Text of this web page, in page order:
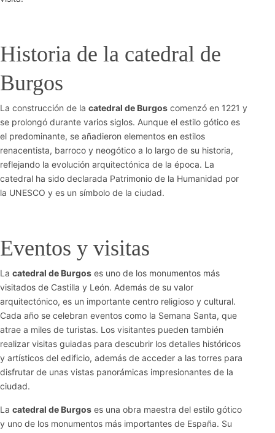
Historia de la catedral de
Burgos
La construcción de la catedral de Burgos comenzó en 1221 y
se prolongó durante varios siglos. Aunque el estilo gótico es
el predominante, se añadieron elementos en estilos
renacentista, barroco y neogótico a lo largo de su historia,
reflejando la evolución arquitectónica de la época. La
catedral ha sido declarada Patrimonio de la Humanidad por
la UNESCO y es un símbolo de la ciudad.
Eventos y visitas
La catedral de Burgos es uno de los monumentos más
visitados de Castilla y León. Además de su valor
arquitectónico, es un importante centro religioso y cultural.
Cada año se celebran eventos como la Semana Santa, que
atrae a miles de turistas. Los visitantes pueden también
realizar visitas guiadas para descubrir los detalles históricos
y artísticos del edificio, además de acceder a las torres para
disfrutar de unas vistas panorámicas impresionantes de la
ciudad.
La catedral de Burgos es una obra maestra del estilo gótico
y uno de los monumentos más importantes de España. Su